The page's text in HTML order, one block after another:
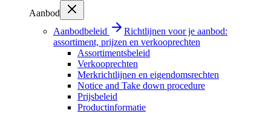
Aanbod
Aanbodbeleid
Richtlijnen voor je aanbod:
assortiment, prijzen en verkooprechten
Assortimentsbeleid
Verkooprechten
Merkrichtlijnen en eigendomsrechten
Notice and Take down procedure
Prijsbeleid
Productinformatie